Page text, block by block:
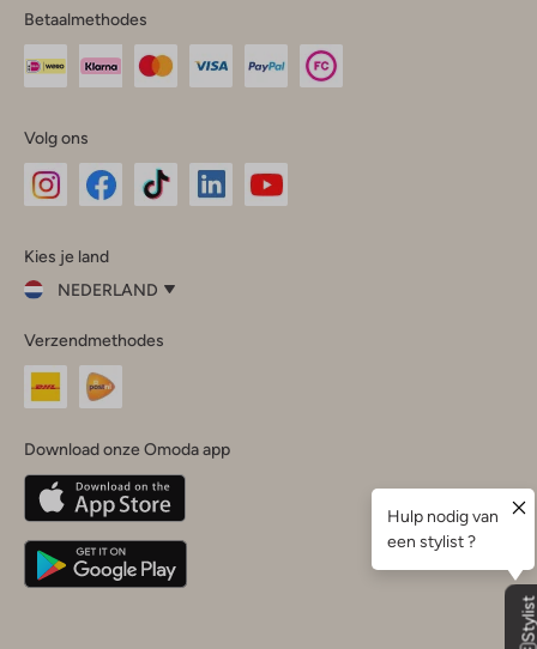
Betaalmethodes
Volg ons
InstagramFacebook
Kies je land
NEDERLAND
je
land
Nederland
Belgique(Français)
Deutschland
Verzendmethodes
Download onze Omoda app